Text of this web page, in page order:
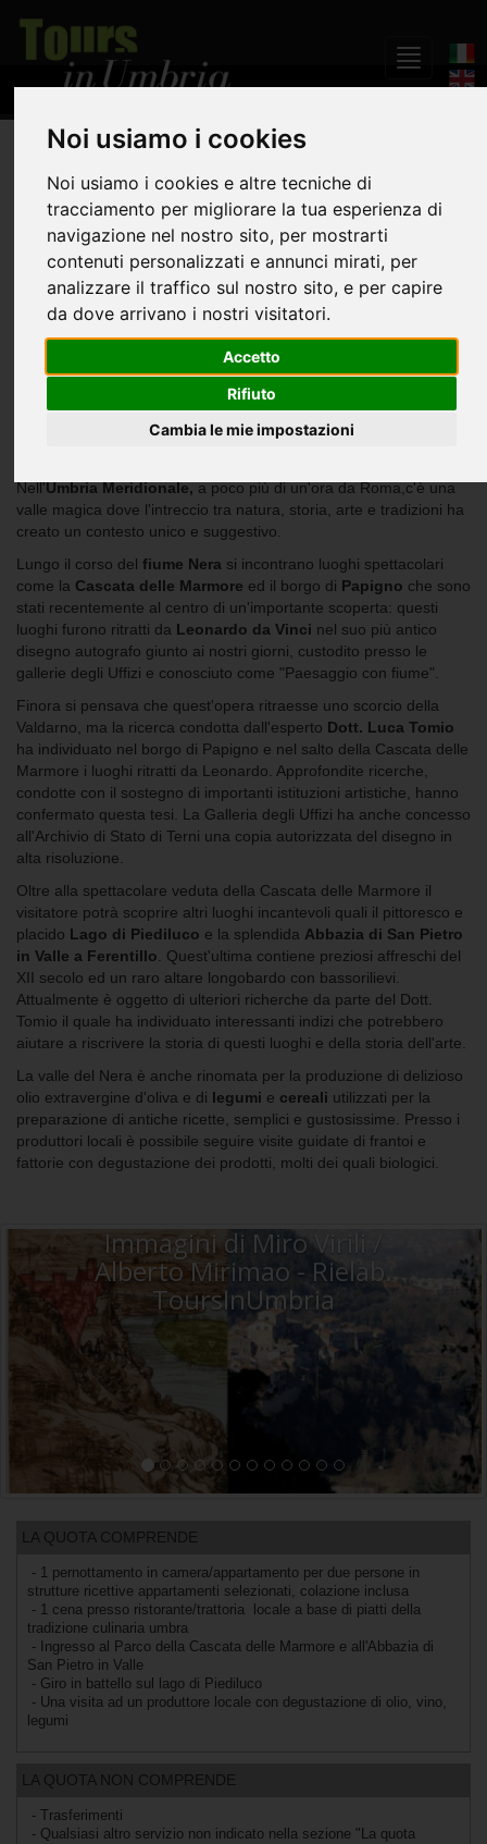
Noi usiamo i cookies
Noi usiamo i cookies e altre tecniche di
tracciamento per migliorare la tua esperienza di
navigazione nel nostro sito, per mostrarti
contenuti personalizzati e annunci mirati, per
analizzare il traffico sul nostro sito, e per capire
da dove arrivano i nostri visitatori.
Accetto
Rifiuto
Cambia le mie impostazioni
La Valle del Nera da Leonardo a San Benedetto
La Valle del Nera da
Leonardo a San
Benedetto
Prezzo a persona a partire da : 97,00 euro
Nell'Umbria Meridionale,a poco più di un'ora da Roma,c'è una
valle magica dove l'intreccio tra natura, storia, arte e tradizioni ha
creato un contesto unico e suggestivo.
Lungo il corso del fiume Nera si incontrano luoghi spettacolari
come la Cascata delle Marmore ed il borgo di Papigno che sono
stati recentemente al centro di un'importante scoperta: questi
luoghi furono ritratti da Leonardo da Vinci nel suo più antico
disegno autografo giunto ai nostri giorni, custodito presso le
gallerie degli Uffizi e conosciuto come "Paesaggio con fiume".
Finora si pensava che quest'opera ritraesse uno scorcio della
Valdarno, ma la ricerca condotta dall'esperto Dott. Luca Tomio
ha individuato nel borgo di Papigno e nel salto della Cascata delle
Marmore i luoghi ritratti da Leonardo. Approfondite ricerche,
condotte con il sostegno di importanti istituzioni artistiche, hanno
confermato questa tesi. La Galleria degli Uffizi ha anche concesso
all'Archivio di Stato di Terni una copia autorizzata del disegno in
alta risoluzione.
Oltre alla spettacolare veduta della Cascata delle Marmore il
visitatore potrà scoprire altri luoghi incantevoli quali il pittoresco e
placido Lago di Piediluco e la splendida Abbazia di San Pietro
in Valle a Ferentillo . Quest'ultima contiene preziosi affreschi del
XII secolo ed un raro altare longobardo con bassorilievi.
Attualmente è oggetto di ulteriori richerche da parte del Dott.
Tomio il quale ha individuato interessanti indizi che potrebbero
aiutare a riscrivere la storia di questi luoghi e della storia dell'arte.
La valle del Nera è anche rinomata per la produzione di delizioso
olio extravergine d'oliva e di legumi e cereali utilizzati per la
preparazione di antiche ricette, semplici e gustosissime. Presso i
produttori locali è possibile seguire visite guidate di frantoi e
fattorie con degustazione dei prodotti, molti dei quali biologici.
Immagini di Miro Virili /
Alberto Mirimao - Rielab.
ToursInUmbria
LA QUOTA COMPRENDE
- 1 pernottamento in camera/appartamento per due persone in
strutture ricettive appartamenti selezionati, colazione inclusa
- 1 cena presso ristorante/trattoria locale a base di piatti della
tradizione culinaria umbra
- Ingresso al Parco della Cascata delle Marmore e all'Abbazia di
San Pietro in Valle
- Giro in battello sul lago di Piediluco
- Una visita ad un produttore locale con degustazione di olio, vino,
legumi
LA QUOTA NON COMPRENDE
- Trasferimenti
- Qualsiasi altro servizio non indicato nella sezione "La quota